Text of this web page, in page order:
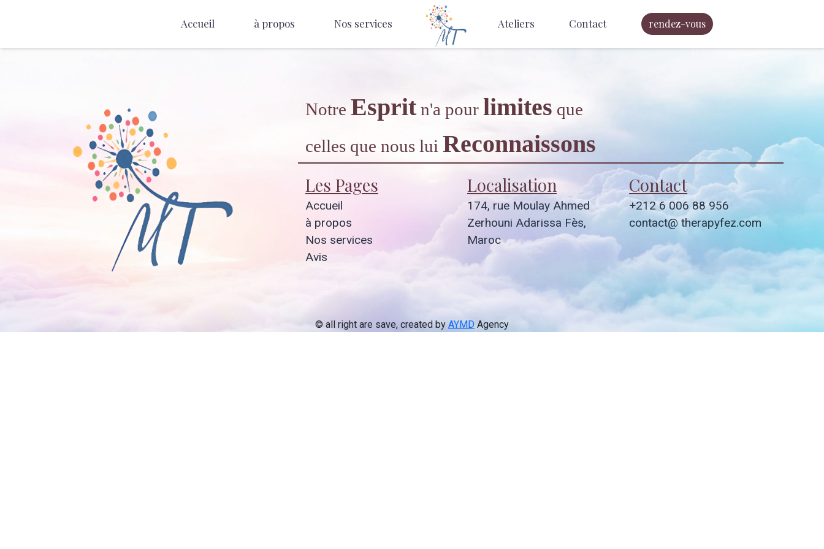
Nos services
à propos
Accueil Ateliers Contact rendez-vous
Notre Espritn'a pour limites que
celles que nous lui Reconnaissons
Les Pages
Accueil
à propos
Nos services
Avis
Localisation
174, rue Moulay Ahmed
Zerhouni Adarissa Fès,
Maroc
Contact
+212 6 006 88 956
contact@ therapyfez.com
© all right are save, created by AYMD Agency